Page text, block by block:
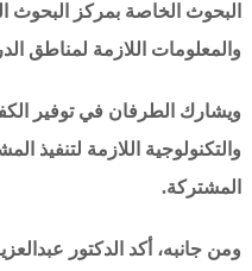
البحوث الخاصة بمركز البحوث
والمعلومات اللازمة لمناطق
ويشارك الطرفان في توفير
والتكنولوجية اللازمة لتنفيذ
المشتركة.
ومن جانبه، أكد الدكتور